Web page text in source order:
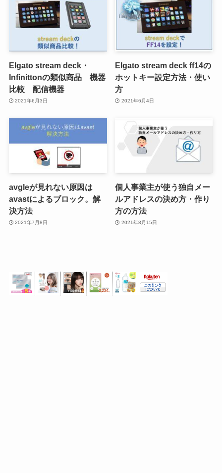
Elgato stream deck・
Infinittonの類似商品 機器
比較 配信機器
2021年6月3日
Elgato stream deck ff14の
ホットキー設定方法・使い
方
2021年6月4日
avgleが見れない原因は
avastによるブロック。解
決方法
2021年7月8日
個人事業主が使う独自メー
ルアドレスの決め方・作り
方の方法
2021年8月15日